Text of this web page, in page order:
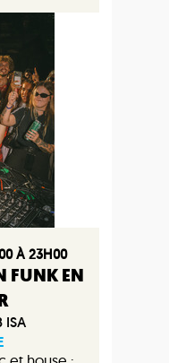
À 23H00
FUNK EN
ISA